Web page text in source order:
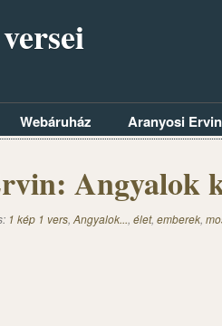
Webáruház Aranyosi
Angyalok
1 kép 1 vers, Angyalok..., élet, emberek,